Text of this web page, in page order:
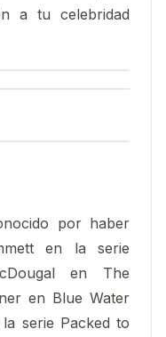
a tu celebridad
por haber
en la serie
en The
en Blue Water
serie Packed to